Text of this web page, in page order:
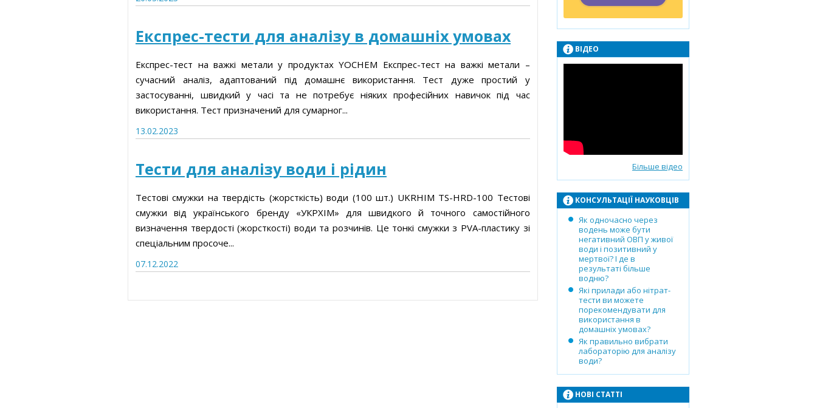
Екологія
Безпека харчування
Статті про вимірювальні
Прес-релізи, пост-релізи
Відеоновини
Експрес-тести для аналізу в домашніх умовах
Експрес-тест на важкі метали у продуктах YOCHEM Експрес-тест на важкі метали –
сучасний аналіз, адаптований під домашнє використання. Тест дуже простий у
застосуванні, швидкий у часі та не потребує ніяких професійних навичок під час
використання. Тест призначений для сумарног...
13.02.2023
Тести для аналізу води і рідин
Тестові смужки на твердість (жорсткість) води (100 шт.) UKRHIM TS-HRD-100 Тестові
смужки від українського бренду «УКРХІМ» для швидкого й точного самостійного
визначення твердості (жорсткості) води та розчинів. Це тонкі смужки з PVA-пластику зі
спеціальним просоче...
07.12.2022
ВІДЕО
Більше відео
КОНСУЛЬТАЦІЇ НАУКОВЦІВ
Як одночасно через
водень може бути
негативний ОВП у живої
води і позитивний у
мертвої? І де в
результаті більше
водню?
Які прилади або нітрат-
тести ви можете
порекомендувати для
використання в
домашніх умовах?
Як правильно вибрати
лабораторію для аналізу
води?
НОВІ СТАТТІ
Статті про вимірювальні прилади